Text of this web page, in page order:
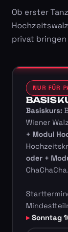
Ob erster
privat
NUR FÜR
Basiskurs:
Wiener
+ Modul
oder +
ChaChaCha.
Starttermine
Sonntag